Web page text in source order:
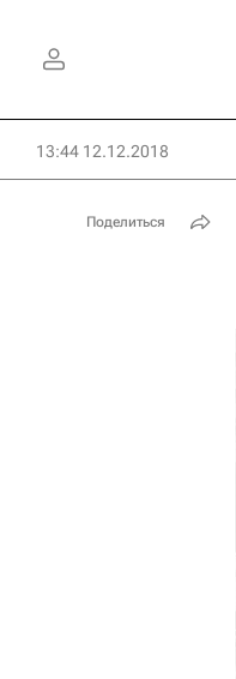
13:44 12.12.2018
Поделиться